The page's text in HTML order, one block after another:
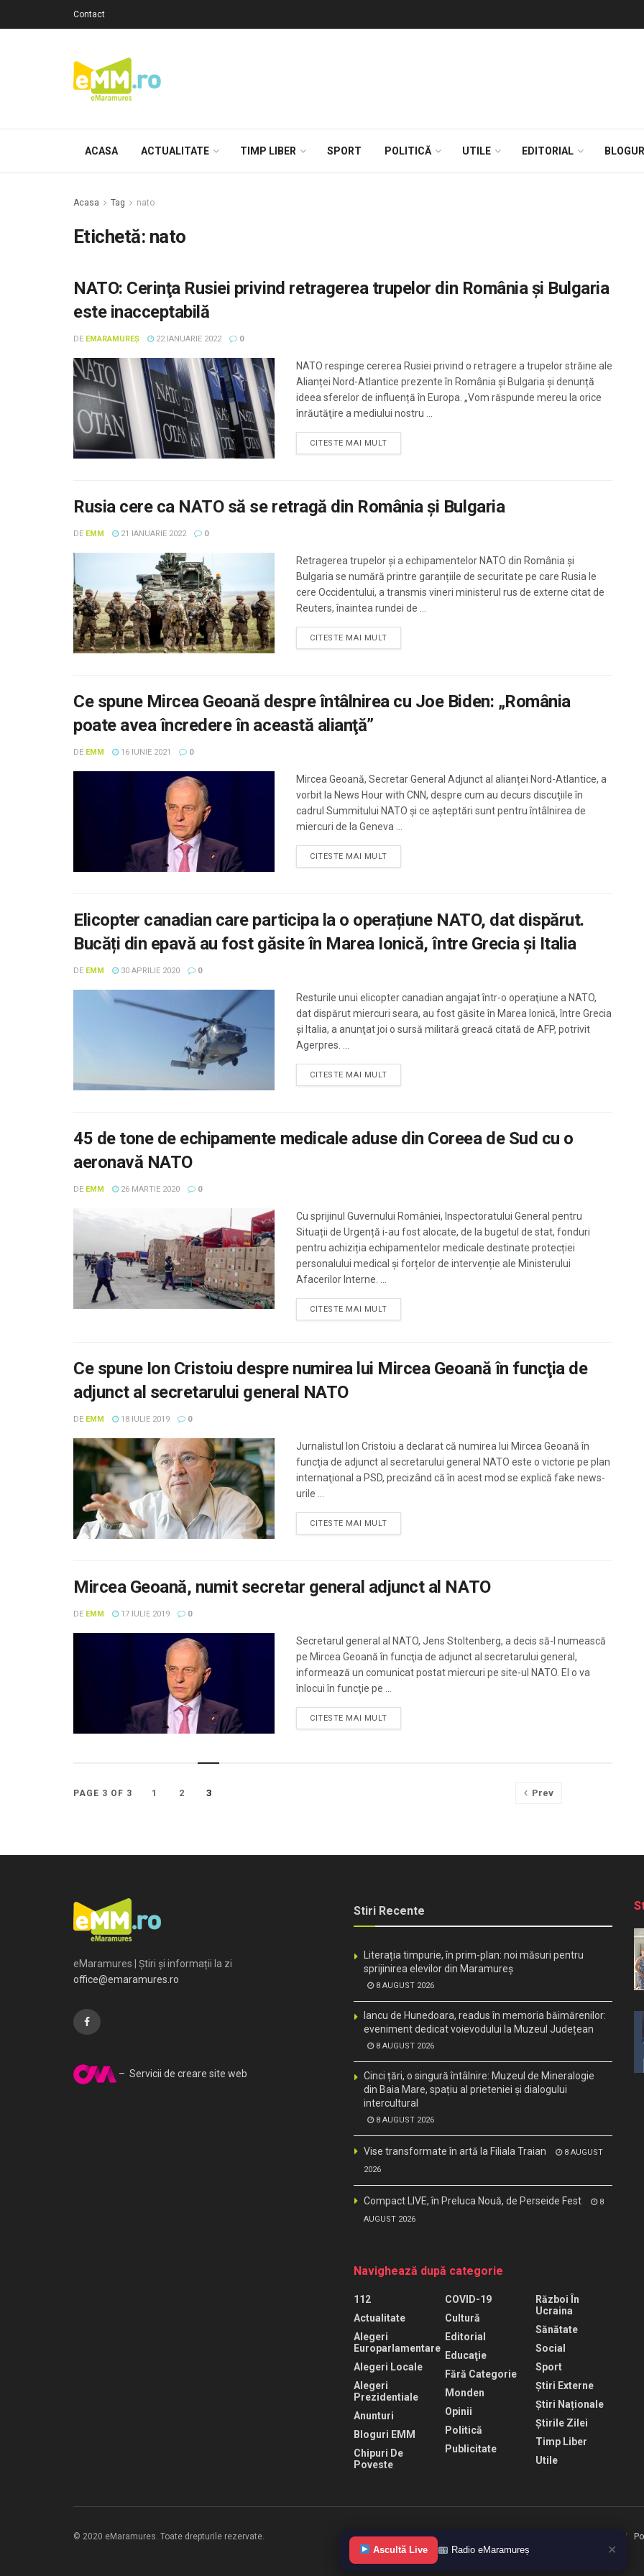
Contact
ACASA ACTUALITATE TIMP LIBER SPORT POLITICĂ UTILE EDITORIAL
Acasa Tag nato
Etichetă: nato
NATO: Cerinţa Rusiei privind retragerea trupelor din România și Bulgaria
este inacceptabilă
DE EMARAMUREȘ 22 IANUARIE 2022 0
NATO respinge cererea Rusiei privind o retragere a trupelor străine ale
Alianței Nord-Atlantice prezente în România și Bulgaria și denunță
ideea sferelor de influență în Europa. „Vom răspunde mereu la orice
înrăutăţire a mediului nostru ...
CITESTE MAI MULT
Rusia cere ca NATO să se retragă din România și Bulgaria
DE EMM 21 IANUARIE 2022 0
Retragerea trupelor și a echipamentelor NATO din România și
Bulgaria se numără printre garanțiile de securitate pe care Rusia le
cere Occidentului, a transmis vineri ministerul rus de externe citat de
Reuters, înaintea rundei de ...
CITESTE MAI MULT
Ce spune Mircea Geoană despre întâlnirea cu Joe Biden: „România
poate avea încredere în această alianţă”
DE EMM 16 IUNIE 2021 0
Mircea Geoană, Secretar General Adjunct al alianței Nord-Atlantice, a
vorbit la News Hour with CNN, despre cum au decurs discuţiile în
cadrul Summitului NATO şi ce așteptări sunt pentru întâlnirea de
miercuri de la Geneva ...
CITESTE MAI MULT
Elicopter canadian care participa la o operațiune NATO, dat dispărut.
Bucăți din epavă au fost găsite în Marea Ionică, între Grecia şi Italia
DE EMM 30 APRILIE 2020 0
Resturile unui elicopter canadian angajat într-o operaţiune a NATO,
dat dispărut miercuri seara, au fost găsite în Marea Ionică, între Grecia
şi Italia, a anunţat joi o sursă militară greacă citată de AFP, potrivit
Agerpres. ...
CITESTE MAI MULT
45 de tone de echipamente medicale aduse din Coreea de Sud cu o
aeronavă NATO
DE EMM 26 MARTIE 2020 0
Cu sprijinul Guvernului României, Inspectoratului General pentru
Situații de Urgență i-au fost alocate, de la bugetul de stat, fonduri
pentru achiziția echipamentelor medicale destinate protecției
personalului medical și forțelor de intervenție ale Ministerului
Afacerilor Interne. ...
CITESTE MAI MULT
Ce spune Ion Cristoiu despre numirea lui Mircea Geoană în funcţia de
adjunct al secretarului general NATO
DE EMM 18 IULIE 2019 0
Jurnalistul Ion Cristoiu a declarat că numirea lui Mircea Geoană în
funcţia de adjunct al secretarului general NATO este o victorie pe plan
internaţional a PSD, precizând că în acest mod se explică fake news-
urile ...
CITESTE MAI MULT
Mircea Geoană, numit secretar general adjunct al NATO
DE EMM 17 IULIE 2019 0
Secretarul general al NATO, Jens Stoltenberg, a decis să-l numească
pe Mircea Geoană în funcţia de adjunct al secretarului general,
informează un comunicat postat miercuri pe site-ul NATO. El o va
înlocui în funcţie pe ...
CITESTE MAI MULT
PAGE 3 OF 3 Prev
1 2 3
eMaramures | Știri și informații la zi
office@emaramures.ro
– Servicii de creare site web
Stiri Recente
Literația timpurie, în prim-plan: noi măsuri pentru
sprijinirea elevilor din Maramureș
8 AUGUST 2026
Iancu de Hunedoara, readus în memoria băimărenilor:
eveniment dedicat voievodului la Muzeul Județean
8 AUGUST 2026
Cinci țări, o singură întâlnire: Muzeul de Mineralogie
din Baia Mare, spațiu al prieteniei și dialogului
intercultural
8 AUGUST 2026
Vise transformate în artă la Filiala Traian
8 AUGUST
2026
Compact LIVE, în Preluca Nouă, de Perseide Fest
8
AUGUST 2026
Navighează după categorie
112
Actualitate
Alegeri
Europarlamentare
Alegeri Locale
Alegeri
Prezidentiale
Anunturi
Bloguri EMM
Chipuri De
Poveste
COVID-19
Cultură
Editorial
Educaţie
Fără Categorie
Monden
Opinii
Politică
Publicitate
Război În
Ucraina
Sănătate
Social
Sport
Știri Externe
Știri Naționale
Știrile Zilei
Timp Liber
Utile
Termeni de folosire
© 2020 eMaramures. Toate drepturile rezervate.
Ascultă Live Radio eMaramureș ✕